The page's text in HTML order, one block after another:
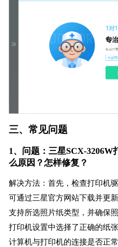
三、常见问题
1、问题：三星SCX-
么原因？怎样修复？
解决方法：首先，检查打印机
可通过三星官方网站下载并更
支持所选照片纸类型，并确保
打印机设置中选择了正确的纸
计算机与打印机的连接是否正